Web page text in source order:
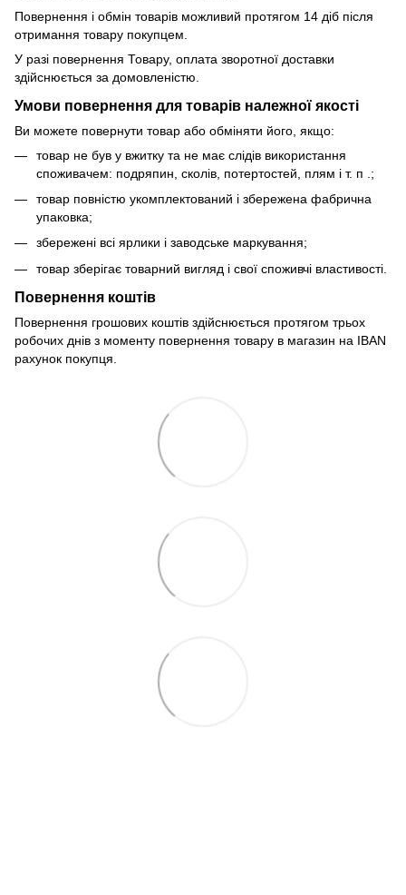
Повернення і обмін товарів можливий протягом 14 діб після
отримання товару покупцем.
У разі повернення Товару, оплата зворотної доставки
здійснюється за домовленістю.
Умови повернення для товарів належної якості
Ви можете повернути товар або обміняти його, якщо:
товар не був у вжитку та не має слідів використання
споживачем: подряпин, сколів, потертостей, плям і т. п .;
товар повністю укомплектований і збережена фабрична
упаковка;
збережені всі ярлики і заводське маркування;
товар зберігає товарний вигляд і свої споживчі властивості.
Повернення коштів
Повернення грошових коштів здійснюється протягом трьох
робочих днів з моменту повернення товару в магазин на IBAN
рахунок покупця.